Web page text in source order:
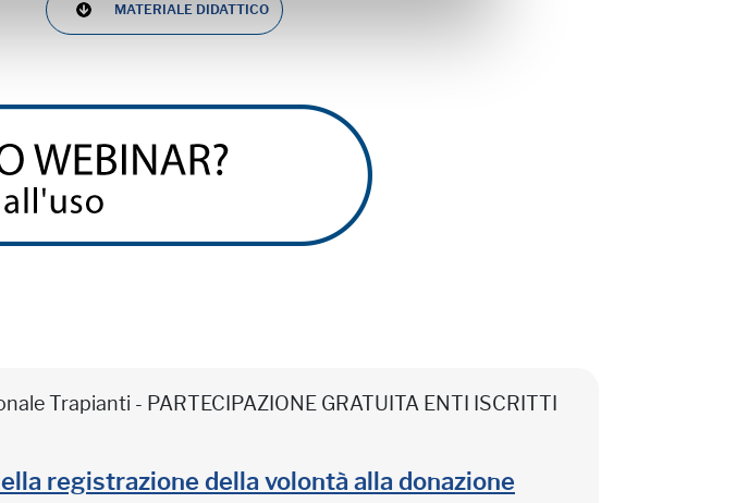
MATERIALE DIDATTICO
Trapianti - PARTECIPAZIONE GRATUITA ENTI ISCRITTI
registrazione della volontà alla donazione